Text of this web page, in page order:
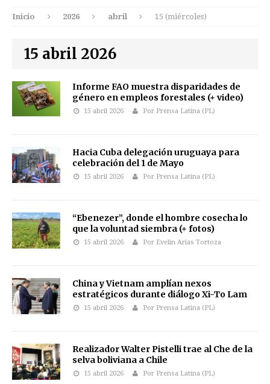
Inicio 2026 abril 15 (miércoles)
15 abril 2026
Informe FAO muestra disparidades de
género en empleos forestales (+ video)
15 abril 2026 Por Prensa Latina (PL)
Hacia Cuba delegación uruguaya para
celebración del 1 de Mayo
15 abril 2026 Por Prensa Latina (PL)
“Ebenezer”, donde el hombre cosecha lo
que la voluntad siembra (+ fotos)
15 abril 2026 Por Evelin Arias Tortoza
China y Vietnam amplían nexos
estratégicos durante diálogo Xi-To Lam
15 abril 2026 Por Prensa Latina (PL)
Realizador Walter Pistelli trae al Che de la
selva boliviana a Chile
15 abril 2026 Por Prensa Latina (PL)